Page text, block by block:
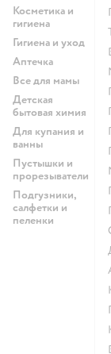
Косметика и
гигиена
Гигиена и уход
Аптечка
Все для мамы
Детская
бытовая химия
Для купания и
ванны
Пустышки и
прорезыватели
Подгузники,
салфетки и
пеленки